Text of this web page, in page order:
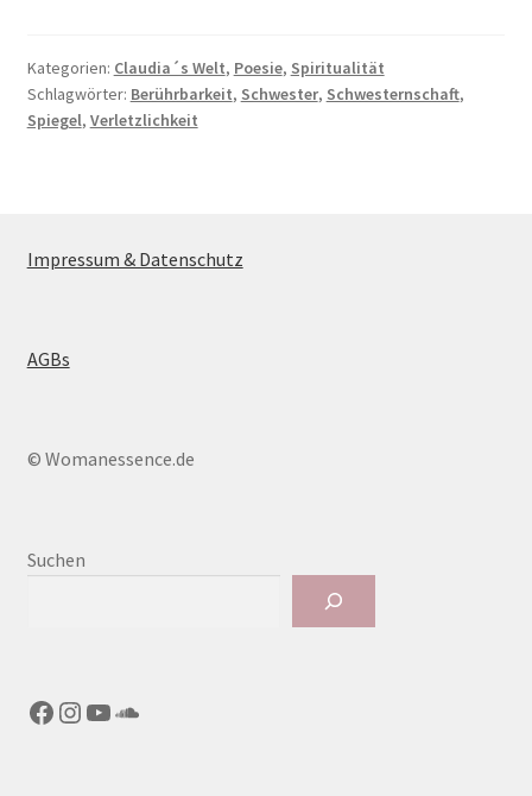
Kategorien: Claudia´s Welt, Poesie, Spiritualität
Schlagwörter: Berührbarkeit, Schwester, Schwesternschaft,
Spiegel, Verletzlichkeit
Impressum & Datenschutz
AGBs
© Womanessence.de
Suchen
Facebook
Instagram
YouTube
SoundCloud